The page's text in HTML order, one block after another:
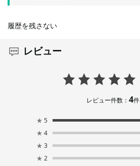
履歴を残さない
レビュー
レビュー件数：4件
★ 5
★ 4
★ 3
★ 2